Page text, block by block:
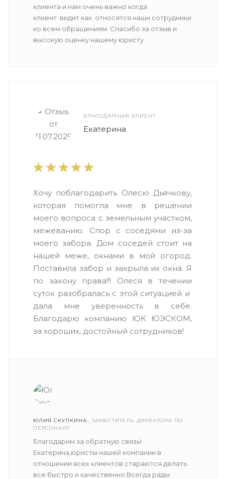
клиента и нам очень важно когда
клиент видит как относятся наши сотрудники
ко всем обращениям. Спасибо за отзыв и
высокую оценку нашему юристу.
БЛАГОДАРНЫЙ КЛИЕНТ
Екатерина
Хочу поблагодарить Олесю Дьячкову,
которая помогла мне в решении
моего вопроса с земельным участком,
межеванию. Спор с соседями из-за
моего забора. Дом соседей стоит на
нашей меже, окнами в мой огород.
Поставила забор и закрыла их окна. Я
по закону права!!! Олеся в течении
суток разобралась с этой ситуацией и
дала мне уверенность в себе.
Благодарю компанию ЮК ЮЭСКОМ,
за хороших, достойный сотрудников!
ЮЛИЯ СКУЛКИНА , ЗАМЕСТИТЕЛЬ ДИРЕКТОРА ПО
ПЕРСОНАЛУ
Благодарим за обратную связь!
Екатерина,юристы нашей компании в
отношении всех клиентов стараются делать
все быстро и качественно.Всегда рады